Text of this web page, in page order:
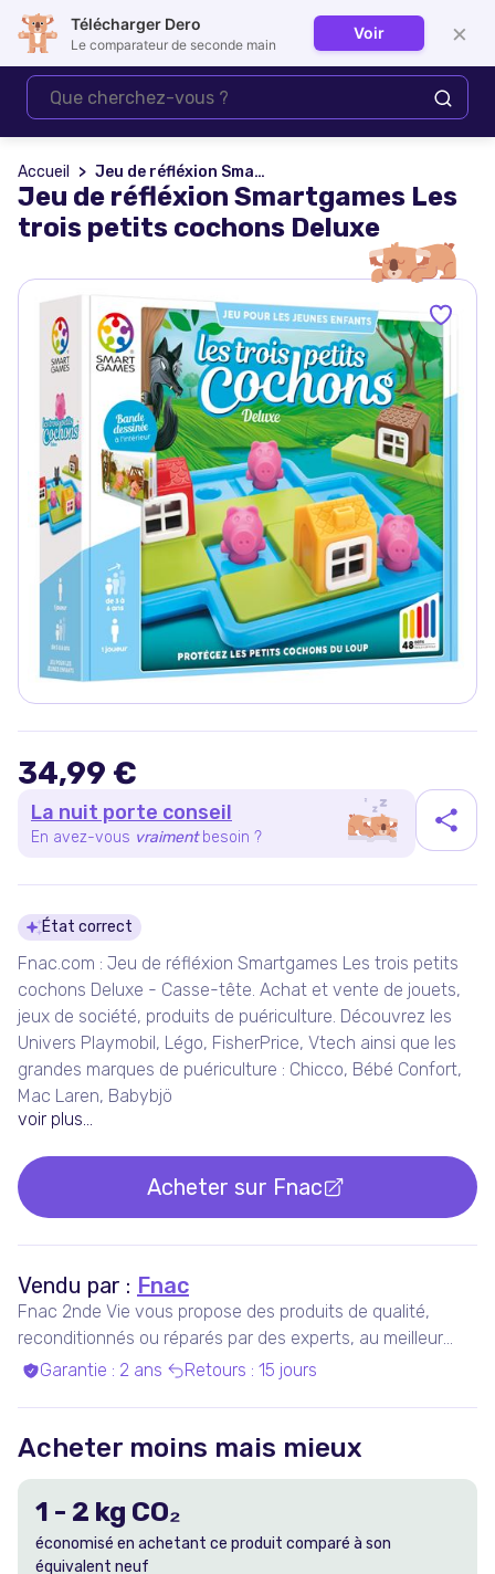
Se connecter
Accueil Jeu de réfléxion Smartgames Les trois petits cochons Deluxe
Jeu de réfléxion Smartgames Les
trois petits cochons Deluxe
34,99 €
La nuit porte conseil
En avez-vous vraiment besoin ?
Détails du produit
État correct
Fnac.com : Jeu de réfléxion Smartgames Les trois petits
cochons Deluxe - Casse-tête. Achat et vente de jouets,
jeux de société, produits de puériculture. Découvrez les
Univers Playmobil, Légo, FisherPrice, Vtech ainsi que les
grandes marques de puériculture : Chicco, Bébé Confort,
Mac Laren, Babybjö
voir plus...
Acheter sur Fnac
Vendu par : Fnac
Fnac 2nde Vie vous propose des produits de qualité,
reconditionnés ou réparés par des experts, au meilleur
prix.Garantie : 2 ans Retours : 15 jours
Acheter moins mais mieux
1 - 2 kg CO₂
économisé en achetant ce produit comparé à son
équivalent neuf
Télécharger Dero
Le comparateur de seconde main
Voir ×